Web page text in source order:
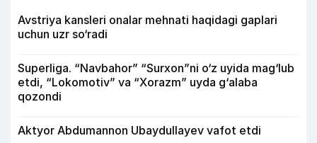
Avstriya kansleri onalar mehnati haqidagi gaplari
uchun uzr so‘radi
Superliga. “Navbahor” “Surxon”ni o‘z uyida mag‘lub
etdi, “Lokomotiv” va “Xorazm” uyda g‘alaba
qozondi
Aktyor Abdu­mannon Ubaydullayev vafot etdi